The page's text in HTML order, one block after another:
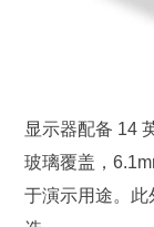
显示器配备 14
玻璃覆盖，
于演示用途。